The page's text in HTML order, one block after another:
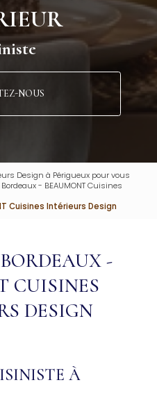
NOUS
Design à Périgueux pour vous
- BEAUMONT Cuisines
Cuisines Intérieurs Design
-
CUISINES
DESIGN
À